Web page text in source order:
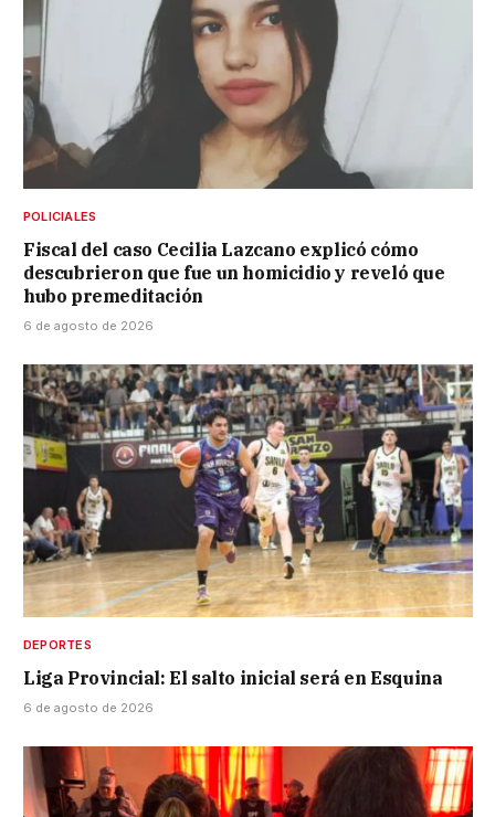
POLICIALES
Fiscal del caso Cecilia Lazcano explicó cómo
descubrieron que fue un homicidio y reveló que
hubo premeditación
6 de agosto de 2026
DEPORTES
Liga Provincial: El salto inicial será en Esquina
6 de agosto de 2026